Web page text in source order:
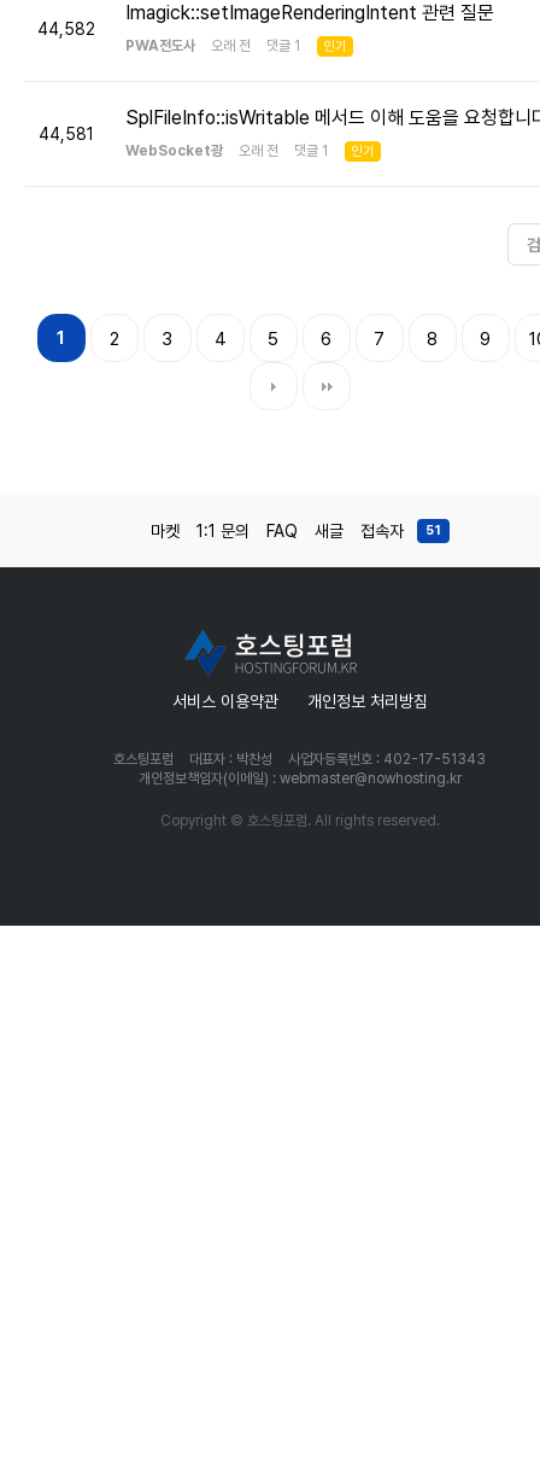
44,582
Imagick::setImageRenderingIntent 관련 질문
PWA전도사 오래 전 댓글 1 인기
44,581
SplFileInfo::isWritable 메서드 이해 도움을 요청합니
WebSocket광 오래 전 댓글 1 인기
1 2 3 4 5 6 7 8 9
마켓 1:1 문의 FAQ 새글 접속자 51
서비스 이용약관 개인정보 처리방침
호스팅포럼 대표자 : 박찬성
사업자등록번호 : 402-17-51343
개인정보책임자(이메일) : webmaster@nowhosting.kr
Copyright © 호스팅포럼. All rights reserved.